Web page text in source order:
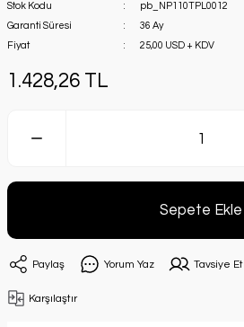
Stok Kodu
pb_NP110TPL0012
Garanti Süresi
36 Ay
Fiyat
25,00 USD + KDV
1.428,26 TL
Sepete Ekle
Paylaş Yorum Yaz Tavsiye Et
Karşılaştır